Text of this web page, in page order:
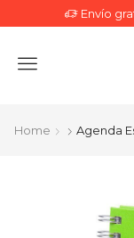
Envío
Menu
Home Agenda